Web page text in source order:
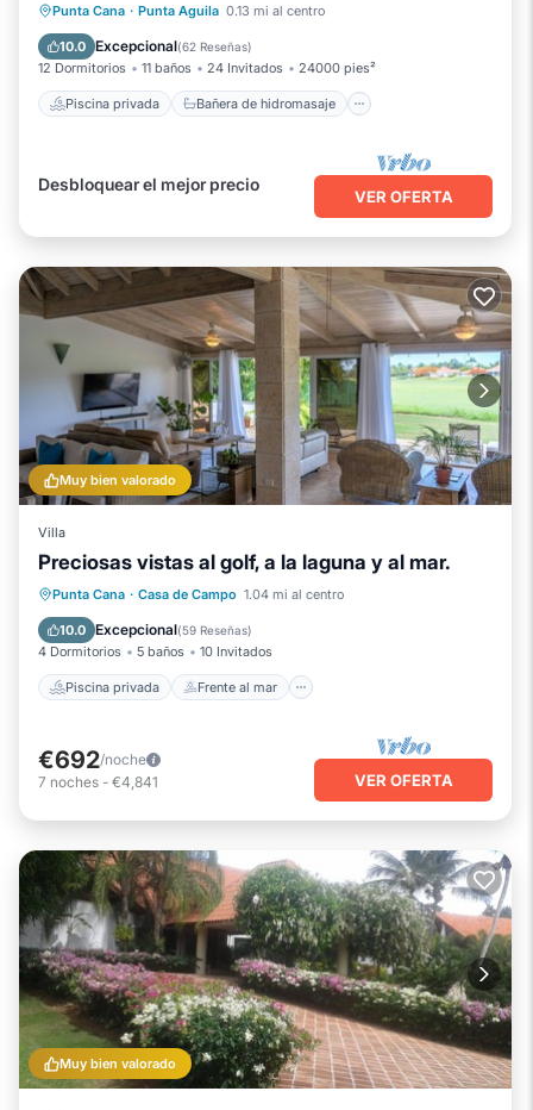
Punta Cana · Punta Aguila 0.13 mi al centro
10.0 Excepcional(62 Reseñas)
12 Dormitorios 11 baños 24 Invitados 24000 pies²
Piscina privada Bañera de hidromasaje
Piscina privada
Bañera de hidromasaje
Desayuno
Aparcamiento
Desbloquear el mejor precio
VER OFERTA
Muy bien valorado
Villa
Preciosas vistas al golf, a la laguna y al mar.
Punta Cana · Casa de Campo 1.04 mi al centro
10.0 Excepcional(59 Reseñas)
4 Dormitorios 5 baños 10 Invitados
Piscina privada Frente al mar
Piscina privada
Frente al mar
Desayuno
Aparcamiento
€692/noche
7 noches - €4,841 VER OFERTA
Muy bien valorado